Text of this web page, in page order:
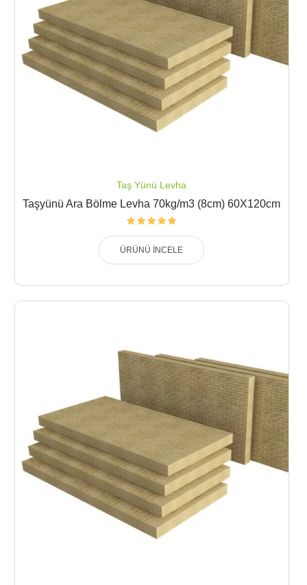
Taş Yünü Levha
Taşyünü Ara Bölme Levha 70kg/m3 (8cm) 60X120cm
ÜRÜNÜ İNCELE